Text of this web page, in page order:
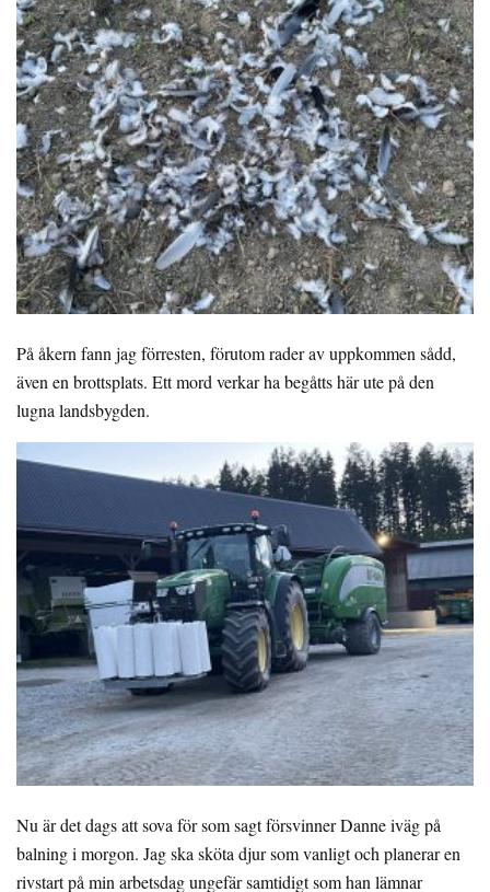
På åkern fann jag förresten, förutom rader av uppkommen sådd,
även en brottsplats. Ett mord verkar ha begåtts här ute på den
lugna landsbygden.
Nu är det dags att sova för som sagt försvinner Danne iväg på
balning i morgon. Jag ska sköta djur som vanligt och planerar en
rivstart på min arbetsdag ungefär samtidigt som han lämnar